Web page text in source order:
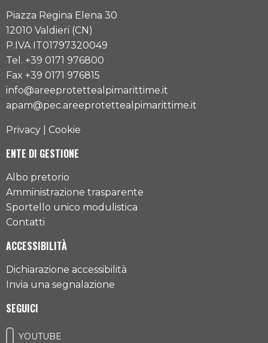
Piazza Regina Elena 30
12010 Valdieri (CN)
P.IVA IT01797320049
Tel. +39 0171 976800
Fax +39 0171 976815
info@areeprotettealpimarittime.it
apam@pec.areeprotettealpimarittime.it
Privacy Cookie
ENTE DI GESTIONE
Albo pretorio
Amministrazione trasparente
Sportello unico modulistica
Contatti
ACCESSIBILITÀ
Dichiarazione accessibilità
Invia una segnalazione
SEGUICI
YOUTUBE